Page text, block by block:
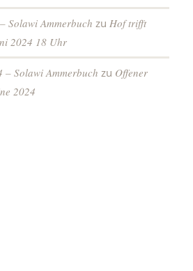
Solawi Ammerbuch zu Hof trifft
2024 18 Uhr
Solawi Ammerbuch zu Offener
2024